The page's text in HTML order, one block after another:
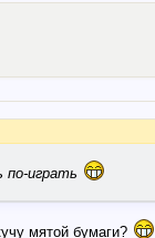
по-играть
мятой бумаги?